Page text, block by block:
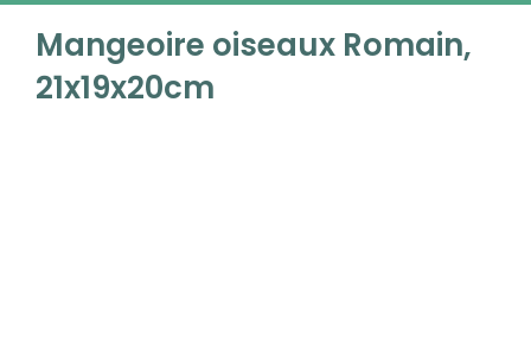
Mangeoire oiseaux Romain,
21x19x20cm